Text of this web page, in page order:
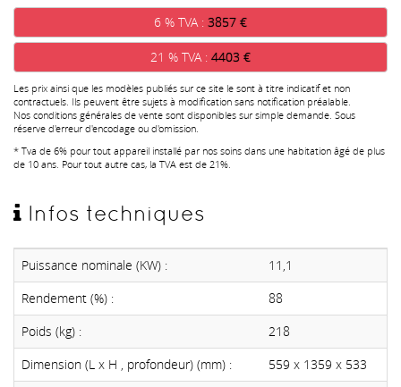
6 % TVA : 3857 €
21 % TVA : 4403 €
Les prix ainsi que les modèles publiés sur ce site le sont à titre indicatif et non
contractuels. Ils peuvent être sujets à modification sans notification préalable.
Nos conditions générales de vente sont disponibles sur simple demande. Sous
réserve d'erreur d'encodage ou d'omission.
* Tva de 6% pour tout appareil installé par nos soins dans une habitation âgé de plus
de 10 ans. Pour tout autre cas, la TVA est de 21%.
Infos techniques
Puissance nominale (KW) :
11,1
Rendement (%) :
88
Poids (kg) :
218
Dimension (L x H , profondeur) (mm) :
559 x 1359 x 533